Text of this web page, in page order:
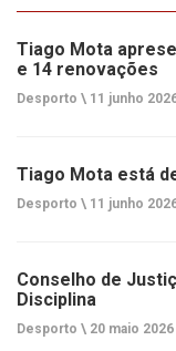
Tiago Mota
e 14 renovações
Desporto \ 11 junho
Tiago Mota está
Desporto \ 11 junho
Conselho de
Disciplina
Desporto \ 20 maio 2026